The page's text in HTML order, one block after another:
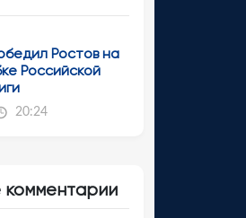
Ростов на
Российской
20:24